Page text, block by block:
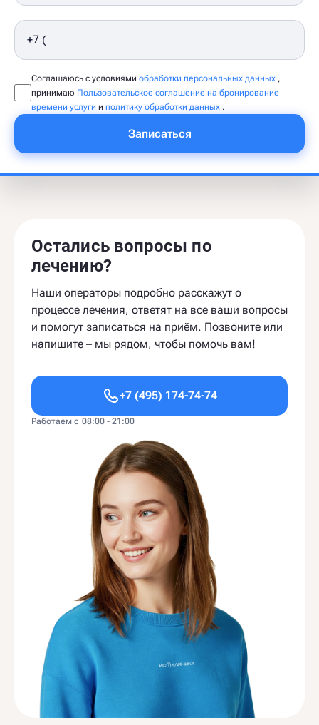
Соглашаюсь с условиями обработки персональных данных ,
принимаю Пользовательское соглашение на бронирование
времени услуги и политику обработки данных .
Записаться
Остались вопросы по
лечению?
Наши операторы подробно расскажут о
процессе лечения, ответят на все ваши вопросы
и помогут записаться на приём. Позвоните или
напишите – мы рядом, чтобы помочь вам!
+7 (495) 174-74-74
Работаем с 08:00 - 21:00